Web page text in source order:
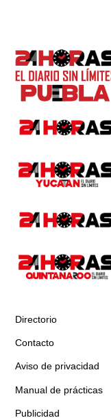
Directorio
Contacto
Aviso de privacidad
Manual de prácticas
Publicidad